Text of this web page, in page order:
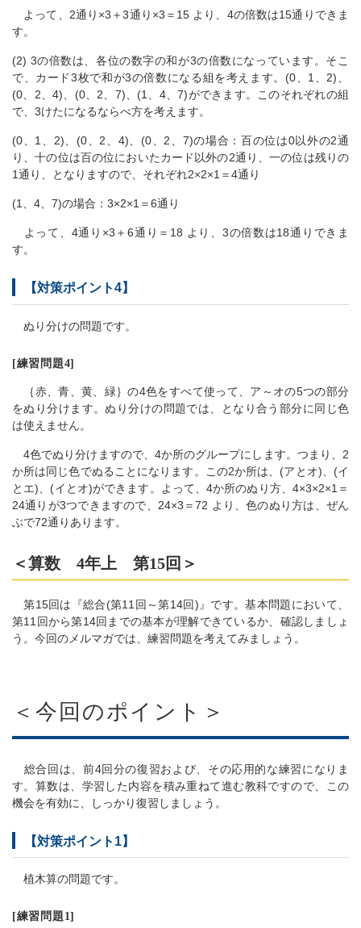
よって、2通り×3＋3通り×3＝15 より、4の倍数は15通りできま
す。
(2) 3の倍数は、各位の数字の和が3の倍数になっています。そこ
で、カード3枚で和が3の倍数になる組を考えます。(0、1、2)、
(0、2、4)、(0、2、7)、(1、4、7)ができます。このそれぞれの組
で、3けたになるならべ方を考えます。
(0、1、2)、(0、2、4)、(0、2、7)の場合：百の位は0以外の2通
り、十の位は百の位においたカード以外の2通り、一の位は残りの
1通り、となりますので、それぞれ2×2×1＝4通り
(1、4、7)の場合：3×2×1＝6通り
よって、4通り×3＋6通り＝18 より、3の倍数は18通りできま
す。
【対策ポイント4】
ぬり分けの問題です。
[練習問題4]
｛赤、青、黄、緑｝の4色をすべて使って、ア～オの5つの部分
をぬり分けます。ぬり分けの問題では、となり合う部分に同じ色
は使えません。
4色でぬり分けますので、4か所のグループにします。つまり、2
か所は同じ色でぬることになります。この2か所は、(アとオ)、(イ
とエ)、(イとオ)ができます。よって、4か所のぬり方、4×3×2×1＝
24通りが3つできますので、24×3＝72 より、色のぬり方は、ぜん
ぶで72通りあります。
＜算数 4年上 第15回＞
第15回は『総合(第11回～第14回)』です。基本問題において、
第11回から第14回までの基本が理解できているか、確認しましょ
う。今回のメルマガでは、練習問題を考えてみましょう。
＜今回のポイント＞
総合回は、前4回分の復習および、その応用的な練習になりま
す。算数は、学習した内容を積み重ねて進む教科ですので、この
機会を有効に、しっかり復習しましょう。
【対策ポイント1】
植木算の問題です。
[練習問題1]